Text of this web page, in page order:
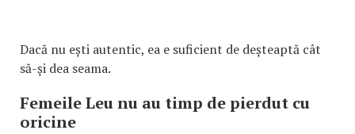
Dacă nu ești autentic, ea e suficient de deșteaptă cât
să-și dea seama.
Femeile Leu nu au timp de pierdut cu
oricine